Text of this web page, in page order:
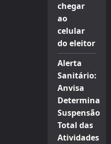
chegar
ao
celular
do eleitor
Alerta
Sanitário:
Anvisa
Determina
Suspensão
Total das
Atividades